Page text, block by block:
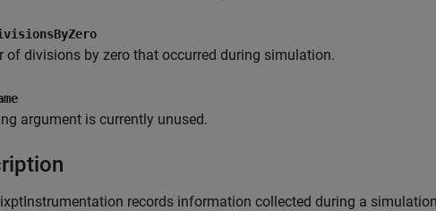
of divisions by zero that occurred during simulation.
argument is currently unused.
records information collected during a